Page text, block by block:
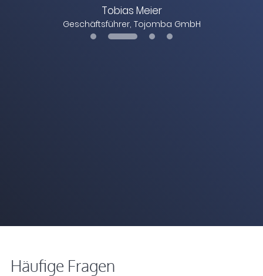
Tobias Meier
Geschäftsführer, Tojomba GmbH
Häufige Fragen